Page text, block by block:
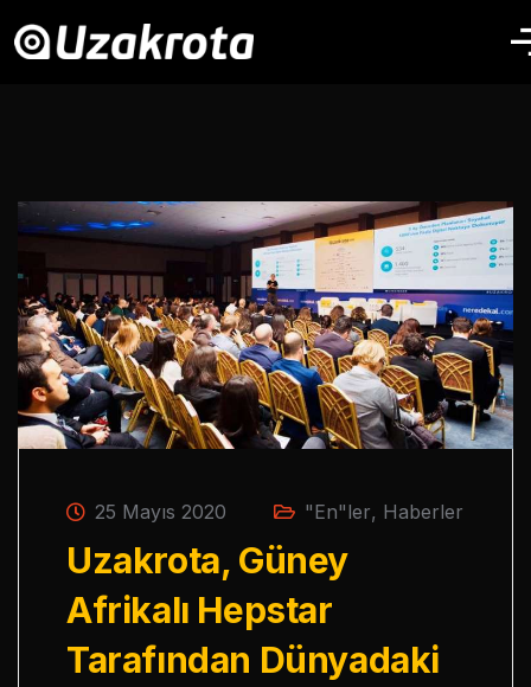
25 Mayıs 2020 "En"ler, Haberler
Uzakrota, Güney
Afrikalı Hepstar
Tarafından Dünyadaki